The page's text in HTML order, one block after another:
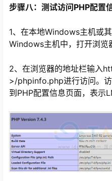
步骤八：测试访问PHP配置
1、在本地Windows主机或
Windows主机中，打开浏览
2、在浏览器的地址栏输入
>/phpinfo.php进行访问。
到PHP配置信息页面，表示